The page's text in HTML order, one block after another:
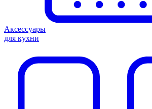
Аксессуары
для кухни